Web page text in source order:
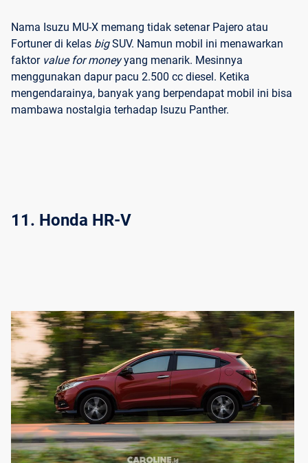
Nama Isuzu MU-X memang tidak setenar Pajero atau
Fortuner di kelas bigSUV. Namun mobil ini menawarkan
faktor value for moneyyang menarik. Mesinnya
menggunakan dapur pacu 2.500 cc diesel. Ketika
mengendarainya, banyak yang berpendapat mobil ini bisa
mambawa nostalgia terhadap Isuzu Panther.
11. Honda HR-V